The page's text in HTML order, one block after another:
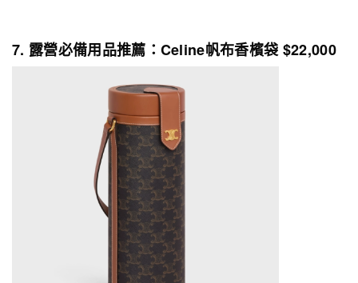
7. 露營必備用品推薦：Celine帆布香檳袋 $22,000